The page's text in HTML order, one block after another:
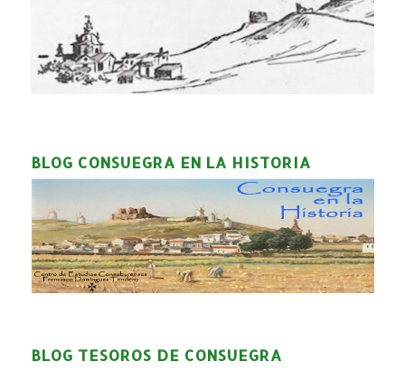
BLOG CONSUEGRA EN LA HISTORIA
BLOG TESOROS DE CONSUEGRA